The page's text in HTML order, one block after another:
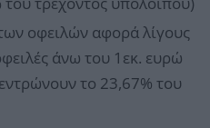
οφειλών αφορά λίγους
άνω του 1εκ. ευρώ
το 23,67% του